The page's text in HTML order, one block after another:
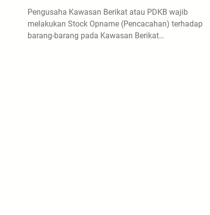
Pengusaha Kawasan Berikat atau PDKB wajib
melakukan Stock Opname (Pencacahan) terhadap
barang-barang pada Kawasan Berikat…